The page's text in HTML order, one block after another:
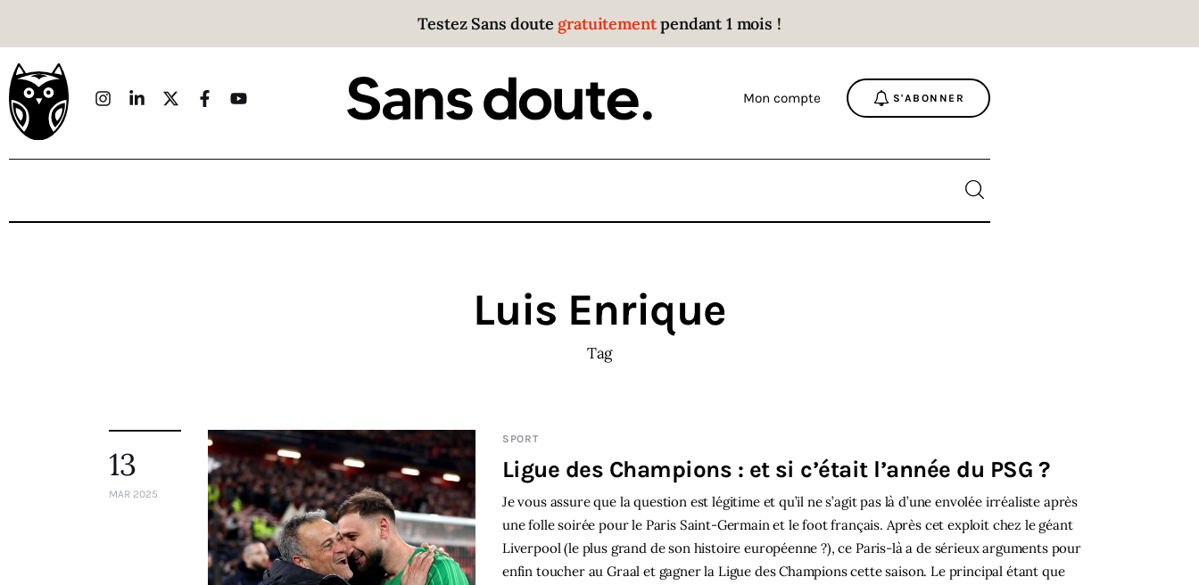
Testez Sans doute gratuitementpendant 1 mois !
Mon compte S'ABONNER
Sans doute
Parce que plus personne n’écoute les gens qui ont
des choses à dire.
Économie
Monde
Luis Enrique
Tag
13
MAR 2025
SPORT
Ligue des Champions : et si c’était l’année du PSG ?
Je vous assure que la question est légitime et qu’il ne s’agit pas là d’une envolée irréaliste après
une folle soirée pour le Paris Saint-Germain et le foot français. Après cet exploit chez le géant
Liverpool (le plus grand de son histoire européenne ?), ce Paris-là a de sérieux arguments pour
enfin toucher au Graal et gagner la Ligue des Champions cette saison. Le principal étant que